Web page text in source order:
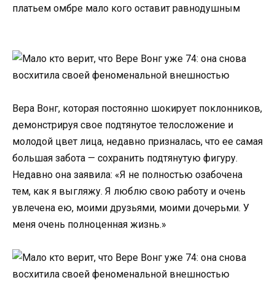
платьем омбре мало кого оставит равнодушным
Вера Вонг, которая постоянно шокирует поклонников,
демонстрируя свое подтянутое телосложение и
молодой цвет лица, недавно призналась, что ее самая
большая забота — сохранить подтянутую фигуру.
Недавно она заявила: «Я не полностью озабочена
тем, как я выгляжу. Я люблю свою работу и очень
увлечена ею, моими друзьями, моими дочерьми. У
меня очень полноценная жизнь.»